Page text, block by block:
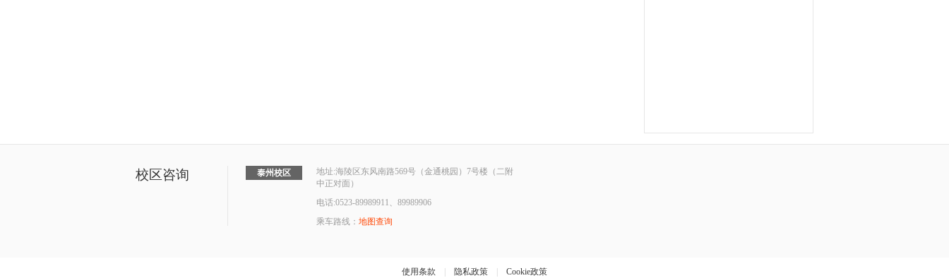
校区咨询 泰州校区
地址:海陵区东风南路569号（金通桃园）7号楼（二附
中正对面）
电话:0523-89989911、89989906
乘车路线： 地图查询
使用条款 隐私政策 Cookie政策